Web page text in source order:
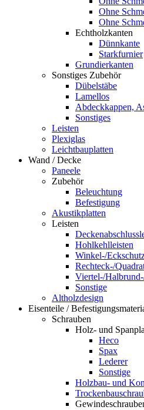
Ohne
Ohne
Echtholzkanten
Dünnkante
Starkfurnier
Grundierkanten
Sonstiges Zubehör
Dübelstäbe
Lamellos
Abdeckkappen,
Sonstiges
Leisten
Plexiglas
Leichtbauplatten
Wand / Decke
Paneele
Zubehör
Beleuchtung
Befestigung
Akustikplatten
Leisten
Hohlkehlleisten
Winkel-/
Rechteck-/
Viertel-/
Sonstige
Altholzdesign
Eisenteile /
Schrauben
Holz- und
Heco
Spax
Lederer
Sonstige
Holzbau- und